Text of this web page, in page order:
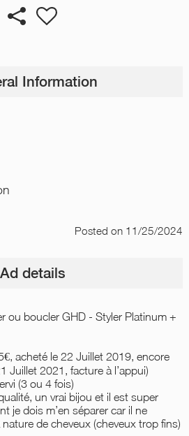
Information
Postedon 11/25/2024
Ad details
ou boucler GHD - Styler Platinum +
acheté le 22 Juillet 2019, encore
Juillet 2021, facture à l’appui)
(3 ou 4 fois)
un vrai bijou et il est super
je dois m’en séparer car il ne
de cheveux (cheveux trop fins)